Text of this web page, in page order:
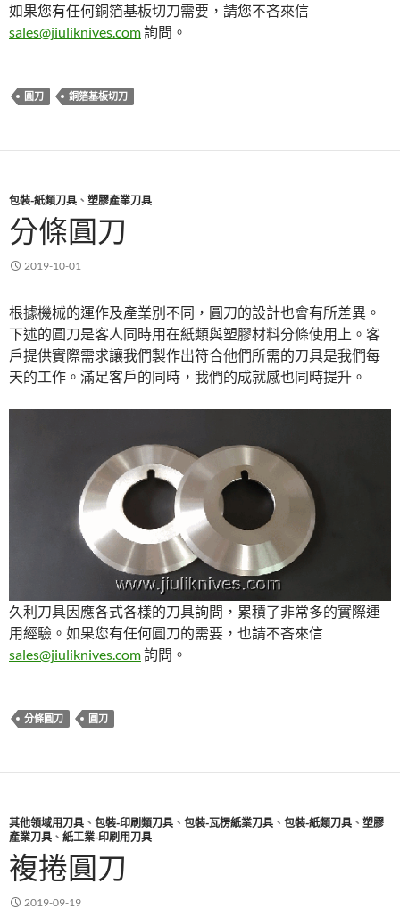
如果您有任何銅箔基板切刀需要，請您不吝來信
sales@jiuliknives.com詢問。
圓刀 銅箔基板切刀
包裝-紙類刀具 、 塑膠產業刀具
分條圓刀
2019-10-01
根據機械的運作及產業別不同，圓刀的設計也會有所差異。
下述的圓刀是客人同時用在紙類與塑膠材料分條使用上。客
戶提供實際需求讓我們製作出符合他們所需的刀具是我們每
天的工作。滿足客戶的同時，我們的成就感也同時提升。
久利刀具因應各式各樣的刀具詢問，累積了非常多的實際運
用經驗。如果您有任何圓刀的需要，也請不吝來信
sales@jiuliknives.com詢問。
分條圓刀 圓刀
其他領域用刀具 、 包裝-印刷類刀具 、 包裝-瓦楞紙業刀具 、 包裝-紙類刀具 、 塑膠
產業刀具 、 紙工業-印刷用刀具
複捲圓刀
2019-09-19